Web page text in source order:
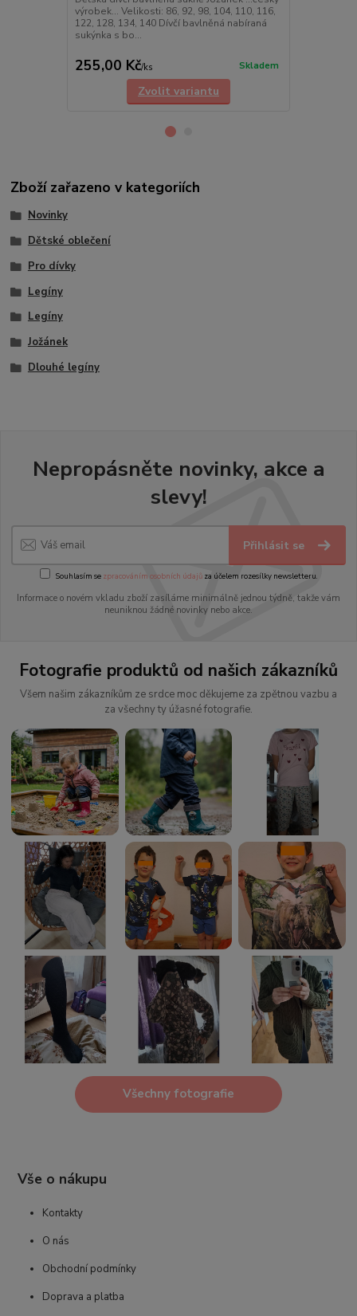
výrobek... Velikosti: 86, 92, 98, 104, 110, 116,
122, 128, 134, 140 Dívčí bavlněná nabíraná
sukýnka s bo...
255,00 Kč/ks Skladem
Zvolit variantu
Zboží zařazeno v kategoriích
Novinky
Dětské oblečení
Pro dívky
Legíny
Legíny
Jožánek
Dlouhé legíny
Nepropásněte novinky, akce a
slevy!
Přihlásit se
Souhlasím se zpracováním osobních údajůza účelem rozesílky newsletteru.
Informace o novém vkladu zboží zasíláme minimálně jednou týdně, takže vám
neuniknou žádné novinky nebo akce.
Fotografie produktů od našich zákazníků
Všem našim zákazníkům ze srdce moc děkujeme za zpětnou vazbu a
za všechny ty úžasné fotografie.
Všechny fotografie
Vše o nákupu
Kontakty
O nás
Obchodní podmínky
Doprava a platba